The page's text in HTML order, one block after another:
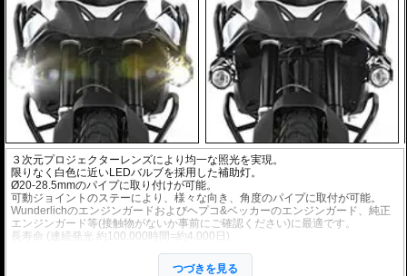
３次元プロジェクターレンズにより均一な照光を実現。
限りなく白色に近いLEDバルブを採用した補助灯。
Ø20-28.5mmのパイプに取り付けが可能。
可動ジョイントのステーにより、様々な向き、角度のパイプに取付が可能。
Wunderlichのエンジンガードおよびヘプコ&ベッカーのエンジンガード、純正
エンジンガード等(接触物がないか事前にご確認ください)に最適です。
長寿命 (連続発光 約100,000時間=約4,000日)
つづきを見る